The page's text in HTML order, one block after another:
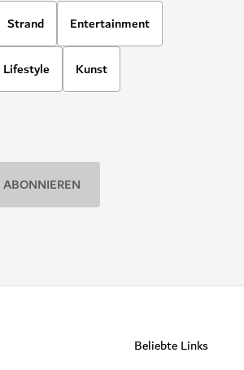
Strand Entertainment
Lifestyle Kunst
Beliebte Links